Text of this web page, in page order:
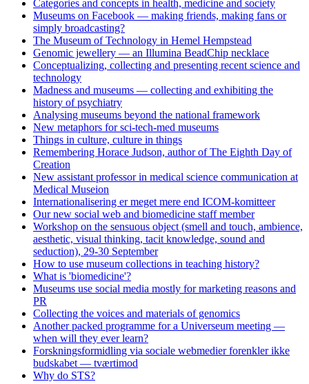
Categories and concepts in health, medicine and society
Museums on Facebook — making friends, making fans or
simply broadcasting?
The Museum of Technology in Hemel Hempstead
Genomic jewellery — an Illumina BeadChip necklace
Conceptualizing, collecting and presenting recent science and
technology
Madness and museums — collecting and exhibiting the
history of psychiatry
Analysing museums beyond the national framework
New metaphors for sci-tech-med museums
Things in culture, culture in things
Remembering Horace Judson, author of The Eighth Day of
Creation
New assistant professor in medical science communication at
Medical Museion
Internationalisering er meget mere end ICOM-komitteer
Our new social web and biomedicine staff member
Workshop on the sensuous object (smell and touch, ambience,
aesthetic, visual thinking, tacit knowledge, sound and
seduction), 29-30 September
How to use museum collections in teaching history?
What is 'biomedicine'?
Museums use social media mostly for marketing reasons and
PR
Collecting the voices and materials of genomics
Another packed programme for a Universeum meeting —
when will they ever learn?
Forskningsformidling via sociale webmedier forenkler ikke
budskabet — tværtimod
Why do STS?